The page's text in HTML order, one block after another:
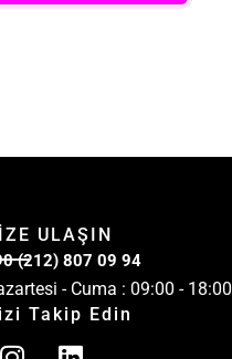
ULAŞIN
(212) 807 09 94
- Cuma : 09:00 - 18:00
Takip Edin